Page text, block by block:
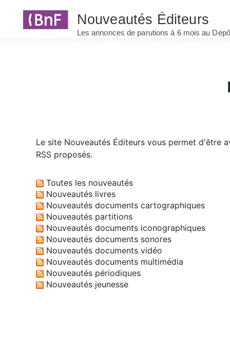
Le site Nouveautés Éditeurs vous permet d'être
RSS proposés.
Toutes les nouveautés
Nouveautés livres
Nouveautés documents cartographiques
Nouveautés partitions
Nouveautés documents iconographiques
Nouveautés documents sonores
Nouveautés documents vidéo
Nouveautés documents multimédia
Nouveautés périodiques
Nouveautés jeunesse